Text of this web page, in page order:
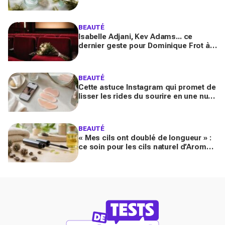
BEAUTÉ
Isabelle Adjani, Kev Adams... ce
dernier geste pour Dominique Frot à
BEAUTÉ
Cette astuce Instagram qui promet de
lisser les rides du sourire en une nuit
BEAUTÉ
« Mes cils ont doublé de longueur » :
ce soin pour les cils naturel d’Aroma-